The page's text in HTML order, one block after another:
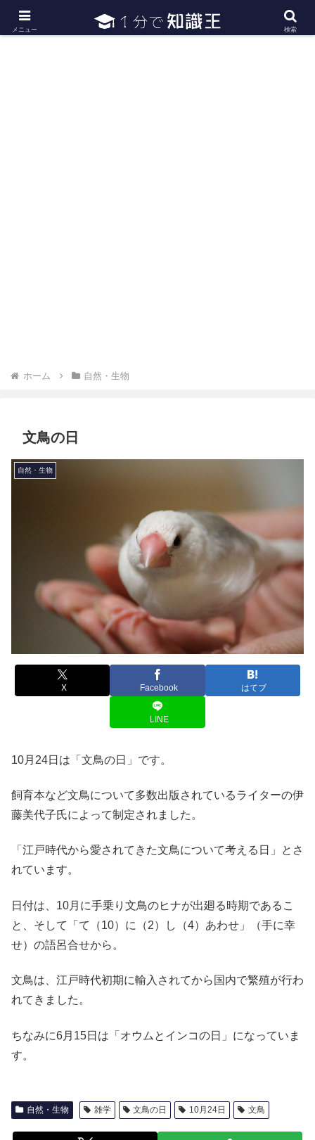
日常で必要な常識・知識や雑学・豆知識を幅広く紹介
ホーム 自然・生物
文鳥の日
自然・生物
X Facebook はてブ
LINE
10月24日は「文鳥の日」です。
飼育本など文鳥について多数出版されているライターの伊
藤美代子氏によって制定されました。
「江戸時代から愛されてきた文鳥について考える日」とさ
れています。
日付は、10月に手乗り文鳥のヒナが出廻る時期であるこ
と、そして「て（10）に（2）し（4）あわせ」（手に幸
せ）の語呂合せから。
文鳥は、江戸時代初期に輸入されてから国内で繁殖が行わ
れてきました。
ちなみに6月15日は「オウムとインコの日」になっていま
す。
自然・生物 雑学 文鳥の日 10月24日 文鳥
メニュー 検索